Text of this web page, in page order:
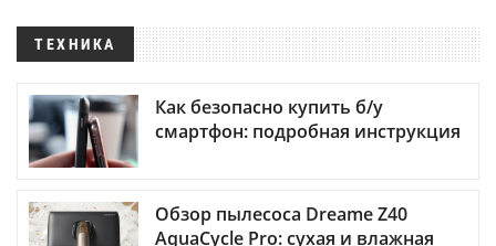
ТЕХНИКА
Как безопасно купить б/у
смартфон: подробная инструкция
Обзор пылесоса Dreame Z40
AquaCycle Pro: сухая и влажная